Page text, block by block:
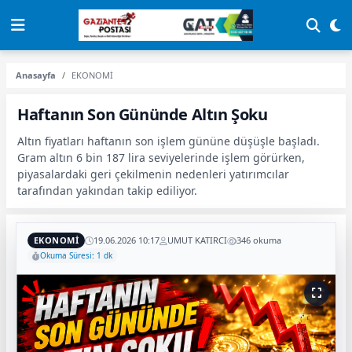
Anasayfa EKONOMİ
Haftanın Son Gününde Altın Şoku
Altın fiyatları haftanın son işlem gününe düşüşle başladı.
Gram altın 6 bin 187 lira seviyelerinde işlem görürken,
piyasalardaki geri çekilmenin nedenleri yatırımcılar
tarafından yakından takip ediliyor.
EKONOMİ 19.06.2026 10:17 UMUT KATIRCI 346 okuma
Okuma Süresi: 1 dk